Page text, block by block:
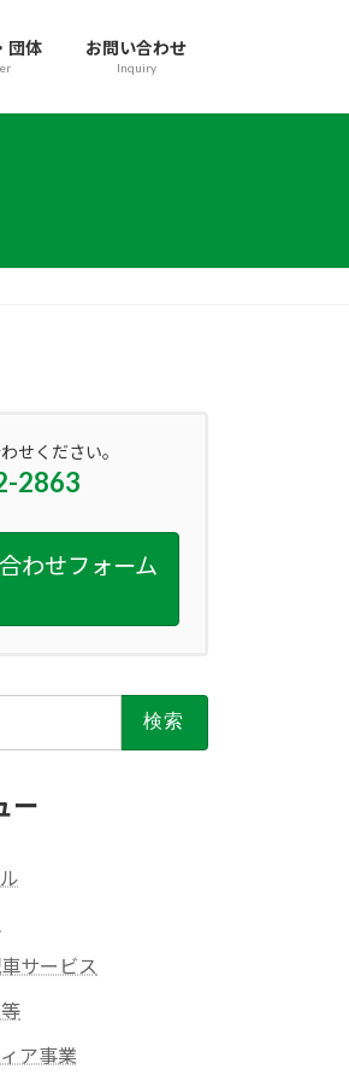
団体 お問い合わせ
Inquiry
せください。
2863
わせフォーム
ー
サービス
ア事業